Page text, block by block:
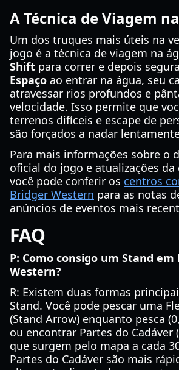
A Técnica de Viagem
Um dos truques mais úteis na
jogo é a técnica de viagem na
Shift para correr e depois
Espaço ao entrar na água, seu
atravessar rios profundos e
velocidade. Isso permite que
terrenos difíceis e escape de
são forçados a nadar
Para mais informações sobre o
oficial do jogo e atualizações da
você pode conferir os centros
Bridger Western para as notas
anúncios de eventos mais
FAQ
P: Como consigo um Stand em
Western?
R: Existem duas formas
Stand. Você pode pescar uma
(Stand Arrow) enquanto pesca
ou encontrar Partes do Cadáver
que surgem pelo mapa a cada
Partes do Cadáver são mais